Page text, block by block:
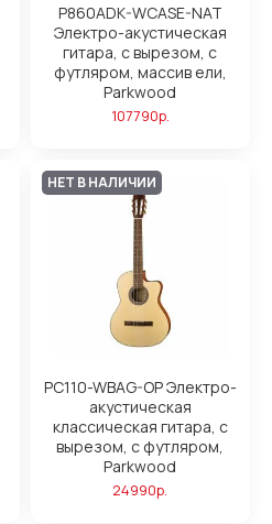
P860ADK-WCASE-NAT
Электро-акустическая
гитара, с вырезом, с
футляром, массив ели,
Parkwood
107790р.
НЕТ В НАЛИЧИИ
PC110-WBAG-OP Электро-
акустическая
классическая гитара, с
вырезом, с футляром,
Parkwood
24990р.